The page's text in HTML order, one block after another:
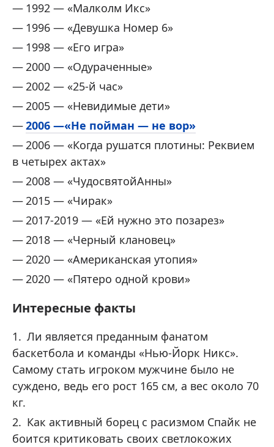
1992 — «Малколм Икс»
1996 — «Девушка Номер 6»
1998 — «Его игра»
2000 — «Одураченные»
2002 — «25-й час»
2005 — «Невидимые дети»
2006 —«Не пойман — не вор»
2006 — «Когда рушатся плотины: Реквием
в четырех актах»
2008 — «ЧудосвятойАнны»
2015 — «Чирак»
2017-2019 — «Ей нужно это позарез»
2018 — «Черный клановец»
2020 — «Американская утопия»
2020 — «Пятеро одной крови»
Интересные факты
Ли является преданным фанатом
баскетбола и команды «Нью-Йорк Никс».
Самому стать игроком мужчине было не
суждено, ведь его рост 165 см, а вес около 70
кг.
Как активный борец с расизмом Спайк не
боится критиковать своих светлокожих